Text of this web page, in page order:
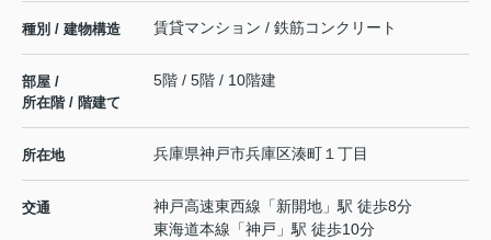
種別 / 建物構造 賃貸マンション / 鉄筋コンクリート
部屋 /
所在階 / 階建て
5階 / 5階 / 10階建
所在地 兵庫県神戸市兵庫区湊町 １丁目
交通 神戸高速東西線 「新開地 」駅 徒歩8分
東海道本線 「神戸 」駅 徒歩10分